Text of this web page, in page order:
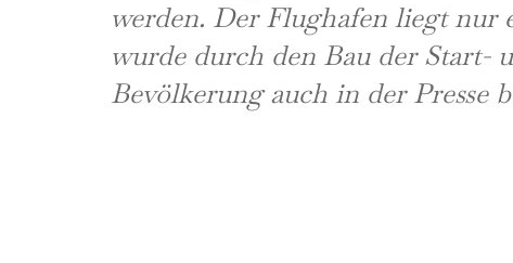
werden. Der Flughafen liegt nur
wurde durch den Bau der Start-
Bevölkerung auch in der Presse